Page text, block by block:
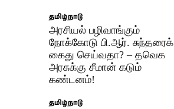
தமிழ்நாடு
அரசியல் பழிவாங்கும்
நோக்கோடு பி.ஆர். சுந்தரைக்
கைது செய்வதா? – தவெக
அரசுக்கு சீமான் கடும்
கண்டனம்!
தமிழ்நாடு